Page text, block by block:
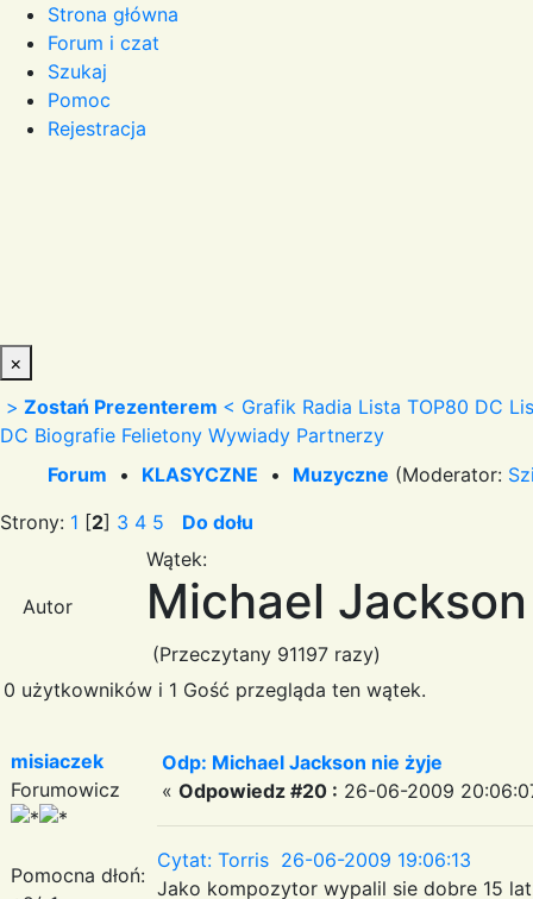
Strona główna
Forum i czat
Szukaj
Pomoc
Rejestracja
×
> Zostań Prezenterem < Grafik Radia Lista TOP80 DC
DC Biografie Felietony Wywiady Partnerzy
Forum • KLASYCZNE • Muzyczne (Moderator:
Strony: 1 [2] 3 4 5 Do dołu
Autor
Wątek:
Michael
(Przeczytany 91197 razy)
0 użytkowników i 1 Gość przegląda ten wątek.
misiaczek
Forumowicz
Pomocna dłoń:
Odp: Michael Jackson nie żyje
« Odpowiedz #20 : 26-06-2009
Cytat: Torris 26-06-2009 19:06:13
Jako kompozytor wypalil sie dobre 15